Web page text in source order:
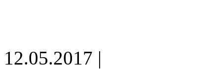
12.05.2017 |